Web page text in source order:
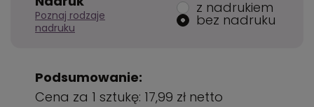
Poznaj rodzaje
nadruku
z nadrukiem
bez nadruku
Podsumowanie:
Cena za 1 sztukę: 17,99 zł netto